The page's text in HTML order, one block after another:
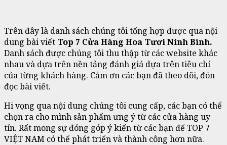
Trên đây là danh sách chúng tôi tổng hợp được qua nội
dung bài viết Top 7 Cửa Hàng Hoa Tươi Ninh Bình.
Danh sách được chúng tôi thu thập từ các website khác
nhau và dựa trên nền tảng đánh giá dựa trên tiêu chí
của từng khách hàng. Cảm ơn các bạn đã theo dõi, đón
đọc bài viết.
Hi vọng qua nội dung chúng tôi cung cấp, các bạn có thể
chọn ra cho mình sản phẩm ưng ý từ các cửa hàng uy
tín. Rất mong sự đóng góp ý kiến từ các bạn để TOP 7
VIỆT NAM có thể phát triển và thành công hơn nữa.